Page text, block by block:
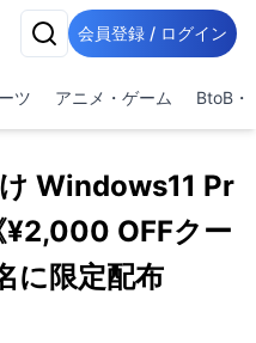
会員登録 / ログイン
ツ アニメ・ゲーム BtoB・
Windows11 Pr
¥2,000 OFFクー
に限定配布